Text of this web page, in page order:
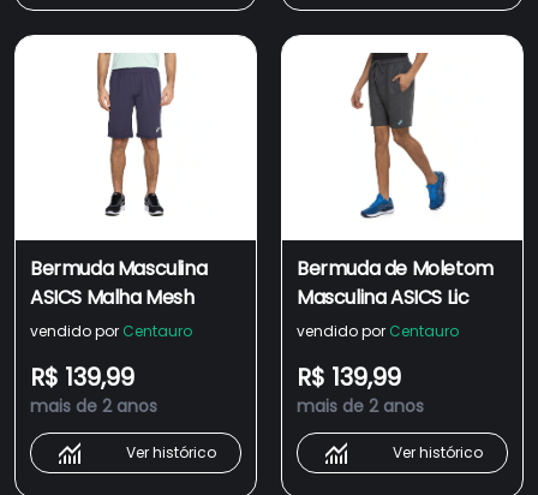
Bermuda Masculina
ASICS Malha Mesh
vendido por Centauro
R$ 139,99
mais de 2 anos
Ver histórico
Bermuda de Moletom
Masculina ASICS Lic
vendido por Centauro
R$ 139,99
mais de 2 anos
Ver histórico